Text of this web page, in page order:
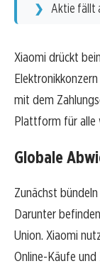
Aktie fällt
Xiaomi drückt
mit dem
Plattform für alle
Globale
Zunächst
Darunter
Union. Xiaomi
Online-Käufe